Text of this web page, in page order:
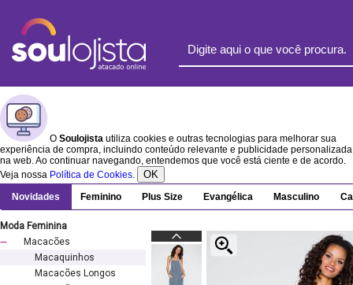
O Soulojista utiliza cookies e outras tecnologias para melhorar sua
experiência de compra, incluindo conteúdo relevante e publicidade personalizada
na web. Ao continuar navegando, entendemos que você está ciente e de acordo.
Veja nossa Política de Cookies. OK
Novidades Feminino Plus Size Evangélica Masculino
Moda Feminina
Macacões
Macaquinhos
Macacões Longos